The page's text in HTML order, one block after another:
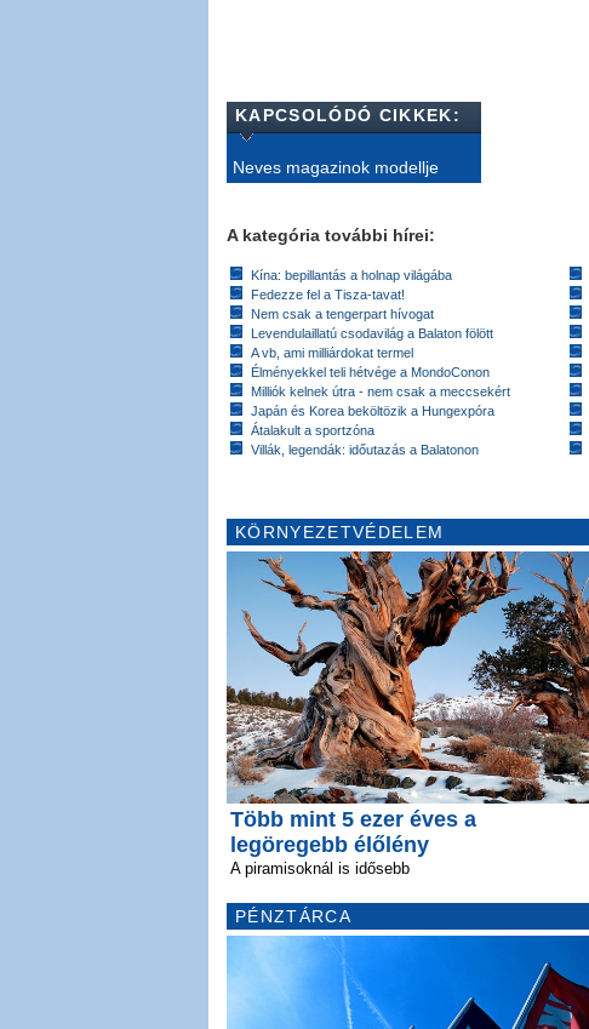
KAPCSOLÓDÓ CIKKEK:
Neves magazinok modellje
A kategória további hírei:
Kína: bepillantás a holnap világába
Fedezze fel a Tisza-tavat!
Nem csak a tengerpart hívogat
Levendulaillatú csodavilág a Balaton fölött
A vb, ami milliárdokat termel
Élményekkel teli hétvége a MondoConon
Milliók kelnek útra - nem csak a meccsekért
Japán és Korea beköltözik a Hungexpóra
Átalakult a sportzóna
Villák, legendák: időutazás a Balatonon
KÖRNYEZETVÉDELEM
Több mint 5 ezer éves a
legöregebb élőlény
A piramisoknál is idősebb
PÉNZTÁRCA